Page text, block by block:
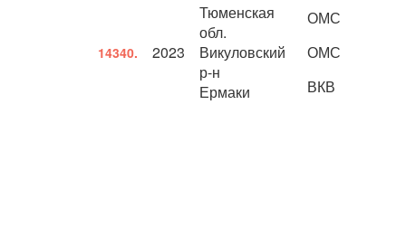
14340. 2023
Тюменская
обл.
Викуловский
р-н
Ермаки
ОМС
ОМС
ВКВ